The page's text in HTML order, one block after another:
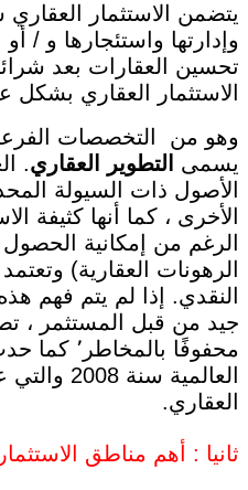
يتضمن الاستثمار العقاري
وإدارتها واستئجارها و /
تحسين العقارات بعد
الاستثمار العقاري بشكل
وهو من التخصصات
يسمى
التطوير العقاري.
الأصول ذات السيولة
الأخرى ، كما أنها كثيفة
الرغم من إمكانية
الرهونات العقارية)
النقدي. إذا لم يتم فهم
جيد من قبل المستثمر ،
محفوفًا
العالمية
العقاري.
ثانيا : أهم مناطق